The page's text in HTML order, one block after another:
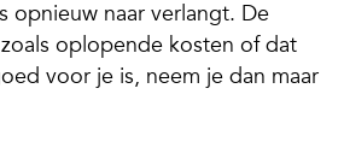
opnieuw naar verlangt. De
oplopende kosten of dat
voor je is, neem je dan maar